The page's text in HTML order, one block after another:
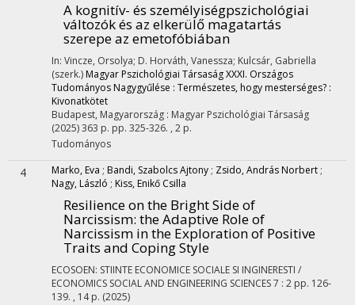
A kognitív- és személyiségpszichológiai
változók és az elkerülő magatartás
szerepe az emetofóbiában
In: Vincze, Orsolya; D. Horváth, Vanessza; Kulcsár, Gabriella
(szerk.) Magyar Pszichológiai Társaság XXXI. Országos
Tudományos Nagygyűlése : Természetes, hogy mesterséges? :
Kivonatkötet
Budapest, Magyarország : Magyar Pszichológiai Társaság
(2025)363 p. pp. 325-326. , 2 p.
Tudományos
4 Marko, Eva ; Bandi, Szabolcs Ajtony ; Zsido, András Norbert ;
Nagy, László ; Kiss, Enikő Csilla
Resilience on the Bright Side of
Narcissism: the Adaptive Role of
Narcissism in the Exploration of Positive
Traits and Coping Style
ECOSOEN: STIINTE ECONOMICE SOCIALE SI INGINERESTI /
ECONOMICS SOCIAL AND ENGINEERING SCIENCES7 : 2 pp. 126-
139. , 14 p. (2025)